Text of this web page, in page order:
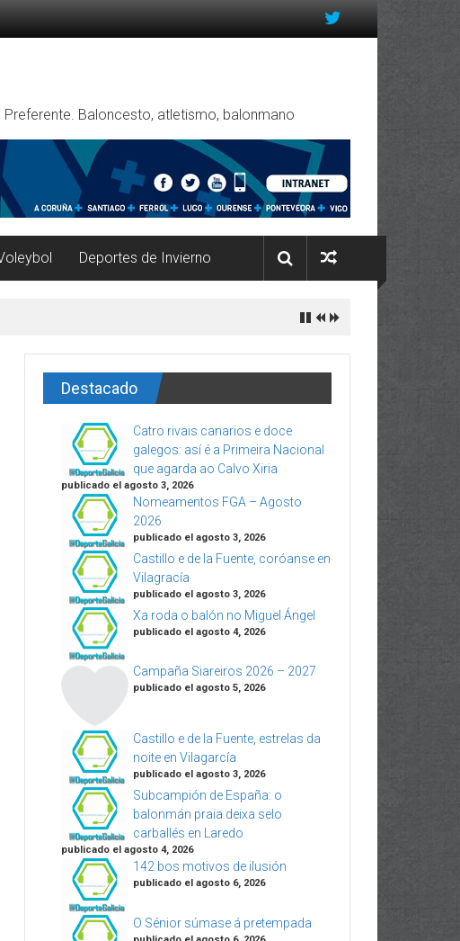
Preferente. Baloncesto, atletismo, balonmano
Deportes de Invierno
Destacado
Catro rivais canarios e doce
galegos: así é a Primeira Nacional
que agarda ao Calvo Xiria
publicado el agosto 3, 2026
Nomeamentos FGA – Agosto
2026
publicado el agosto 3, 2026
Castillo e de la Fuente, coróanse en
Vilagracía
publicado el agosto 3, 2026
Xa roda o balón no Miguel Ángel
publicado el agosto 4, 2026
Campaña Siareiros 2026 – 2027
publicado el agosto 5, 2026
Castillo e de la Fuente, estrelas da
noite en Vilagarcía
publicado el agosto 3, 2026
Subcampión de España: o
balonmán praia deixa selo
carballés en Laredo
publicado el agosto 4, 2026
142 bos motivos de ilusión
publicado el agosto 6, 2026
O Sénior súmase á pretempada